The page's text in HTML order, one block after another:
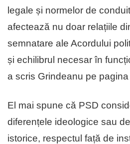
legale și normelor de
afectează nu doar relațiile
semnatare ale Acordului
și echilibrul necesar în
a scris Grindeanu pe
El mai spune că PSD
diferențele ideologice sau
istorice, respectul față de